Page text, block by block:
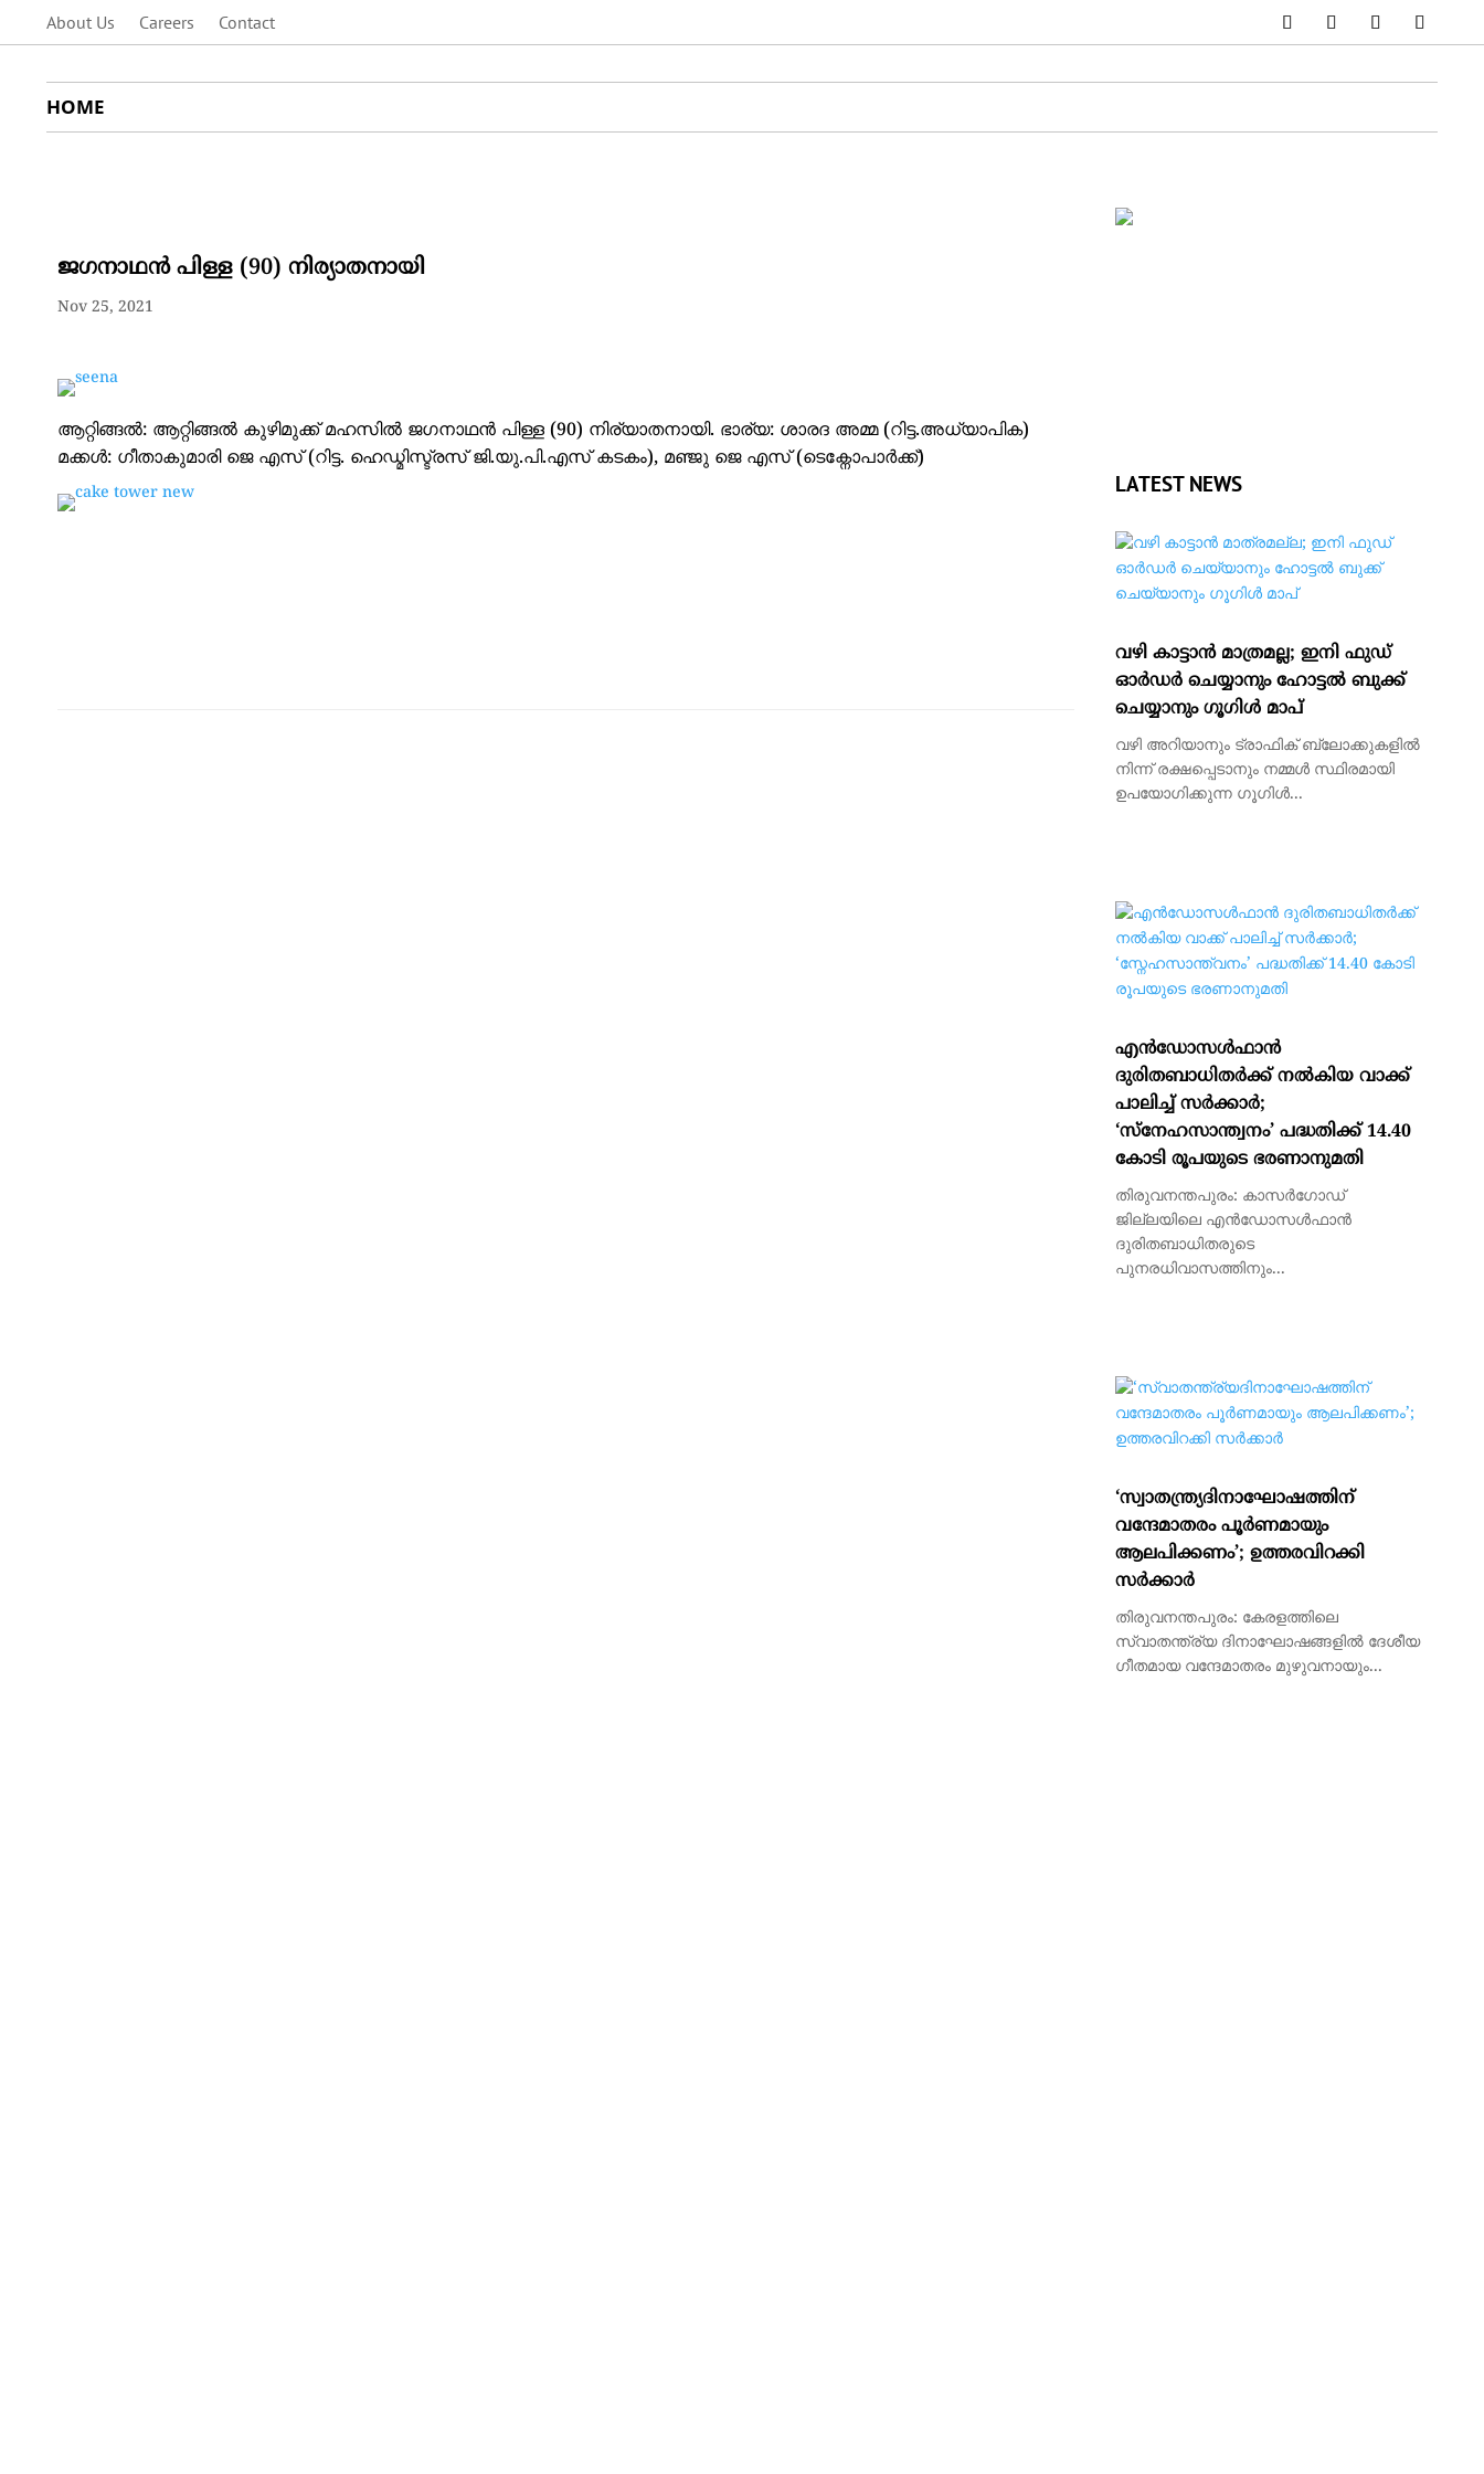
About Us Careers Contact
HOME
ജഗനാഥൻ പിള്ള (90) നിര്യാതനായി
Nov 25, 2021
ആറ്റിങ്ങൽ: ആറ്റിങ്ങൽ കുഴിമുക്ക് മഹസിൽ ജഗനാഥൻ പിള്ള (90) നിര്യാതനായി. ഭാര്യ: ശാരദ അമ്മ (റിട്ട.അധ്യാപിക)
മക്കൾ: ഗീതാകുമാരി ജെ എസ് (റിട്ട. ഹെഡ്മിസ്ട്രസ് ജി.യു.പി.എസ് കടകം), മഞ്ജു ജെ എസ് (ടെക്നോപാർക്ക്)
LATEST NEWS
വഴി കാട്ടാന്‍ മാത്രമല്ല; ഇനി ഫുഡ്
ഓര്‍ഡര്‍ ചെയ്യാനും ഹോട്ടല്‍ ബുക്ക്
ചെയ്യാനും ഗൂഗിള്‍ മാപ്‌
വഴി അറിയാനും ട്രാഫിക് ബ്ലോക്കുകളില്‍
നിന്ന് രക്ഷപ്പെടാനും നമ്മള്‍ സ്ഥിരമായി
ഉപയോഗിക്കുന്ന ഗൂഗിള്‍...
എന്‍ഡോസള്‍ഫാന്‍
ദുരിതബാധിതര്‍ക്ക് നല്‍കിയ വാക്ക്
പാലിച്ച് സര്‍ക്കാര്‍;
‘സ്നേഹസാന്ത്വനം’ പദ്ധതിക്ക് 14.40
കോടി രൂപയുടെ ഭരണാനുമതി
തിരുവനന്തപുരം: കാസര്‍ഗോഡ്
ജില്ലയിലെ എന്‍ഡോസള്‍ഫാന്‍
ദുരിതബാധിതരുടെ
പുനരധിവാസത്തിനും...
‘സ്വാതന്ത്ര്യദിനാഘോഷത്തിന്
വന്ദേമാതരം പൂര്‍ണമായും
ആലപിക്കണം’; ഉത്തരവിറക്കി
സര്‍ക്കാര്‍
തിരുവനന്തപുരം: കേരളത്തിലെ
സ്വാതന്ത്ര്യ ദിനാഘോഷങ്ങളില്‍ ദേശീയ
ഗീതമായ വന്ദേമാതരം മുഴുവനായും...